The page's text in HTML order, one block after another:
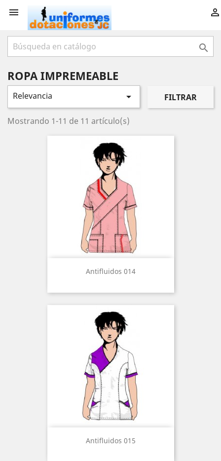
 

ROPA IMPREMEABLE
Relevancia  FILTRAR
Mostrando 1-11 de 11 artículo(s)
Antifluidos 014
Antifluidos 015